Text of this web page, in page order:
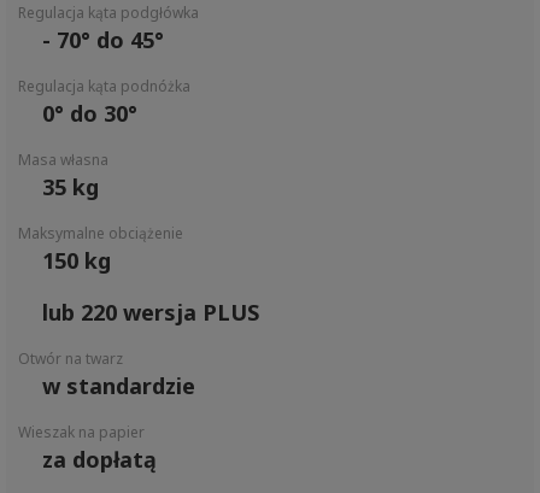
Regulacja kąta podgłówka
- 70° do 45°
Regulacja kąta podnóżka
0° do 30°
Masa własna
35 kg
Maksymalne obciążenie
150 kg
lub 220 wersja PLUS
Otwór na twarz
w standardzie
Wieszak na papier
za dopłatą